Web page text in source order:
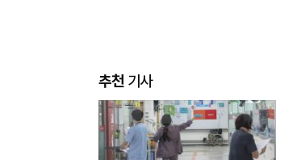
추천기사